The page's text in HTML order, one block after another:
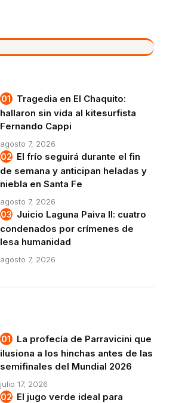
Tragedia en El Chaquito:
hallaron sin vida al kitesurfista
Fernando Cappi
agosto 7, 2026
El frío seguirá durante el fin
de semana y anticipan heladas y
niebla en Santa Fe
agosto 7, 2026
Juicio Laguna Paiva II: cuatro
condenados por crímenes de
lesa humanidad
agosto 7, 2026
La profecía de Parravicini que
ilusiona a los hinchas antes de las
semifinales del Mundial 2026
julio 17, 2026
El jugo verde ideal para